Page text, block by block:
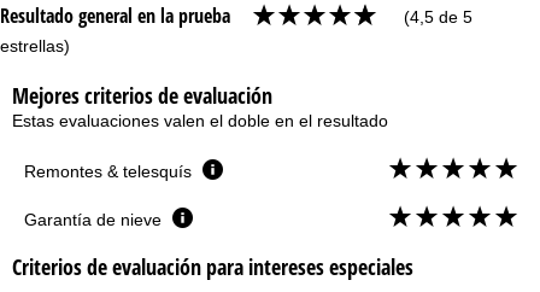
Resultado general en la prueba
(4,5 de 5
estrellas)
Mejores criterios de evaluación
Estas evaluaciones valen el doble en el resultado
Remontes & telesquís
Garantía de nieve
Criterios de evaluación para intereses especiales